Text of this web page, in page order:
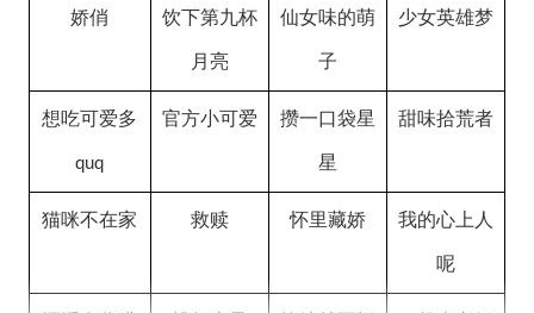
娇俏 饮下第九杯
月亮
仙女味的萌
子
少女英雄梦
想吃可爱多
quq
官方小可爱 攒一口袋星
星
甜味拾荒者
猫咪不在家 救赎 怀里藏娇 我的心上人
呢